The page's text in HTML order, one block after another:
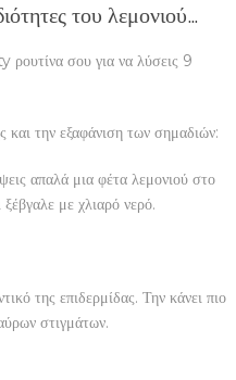
του λεμονιού…
σου για να λύσεις 9
την εξαφάνιση των σημαδιών:
απαλά μια φέτα λεμονιού στο
με χλιαρό νερό.
της επιδερμίδας. Την κάνει πιο
στιγμάτων.